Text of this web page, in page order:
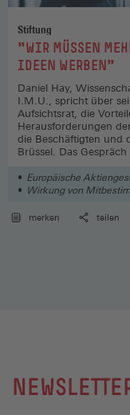
Stiftung
:"WIR MÜSSEN
IDEEN WERBEN"
Daniel Hay,
I.M.U., spricht über
Aufsichtsrat, die
Herausforderungen
die Beschäftigten und
Brüssel. Das Gespräch führten Kay Meiners
Europäische
Wirkung von
merken
teilen